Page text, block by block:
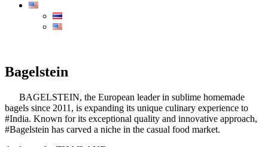
Bagelstein
BAGELSTEIN, the European leader in sublime homemade
bagels since 2011, is expanding its unique culinary experience to
#India. Known for its exceptional quality and innovative approach,
#Bagelstein has carved a niche in the casual food market.